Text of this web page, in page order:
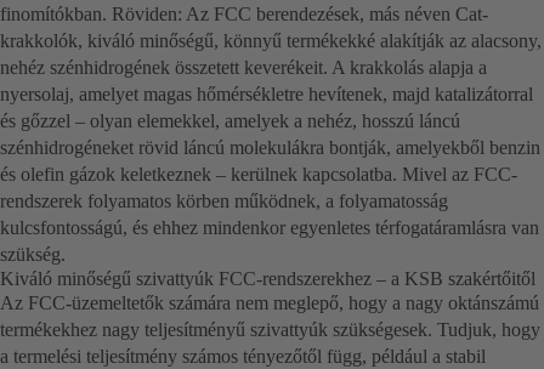
finomítókban. Röviden: Az FCC berendezések, más néven Cat-
krakkolók, kiváló minőségű, könnyű termékekké alakítják az alacsony,
nehéz szénhidrogének összetett keverékeit. A krakkolás alapja a
nyersolaj, amelyet magas hőmérsékletre hevítenek, majd katalizátorral
és gőzzel – olyan elemekkel, amelyek a nehéz, hosszú láncú
szénhidrogéneket rövid láncú molekulákra bontják, amelyekből benzin
és olefin gázok keletkeznek – kerülnek kapcsolatba. Mivel az FCC-
rendszerek folyamatos körben működnek, a folyamatosság
kulcsfontosságú, és ehhez mindenkor egyenletes térfogatáramlásra van
szükség.
Kiváló minőségű szivattyúk FCC-rendszerekhez – a KSB szakértőitől
Az FCC-üzemeltetők számára nem meglepő, hogy a nagy oktánszámú
termékekhez nagy teljesítményű szivattyúk szükségesek. Tudjuk, hogy
a termelési teljesítmény számos tényezőtől függ, például a stabil